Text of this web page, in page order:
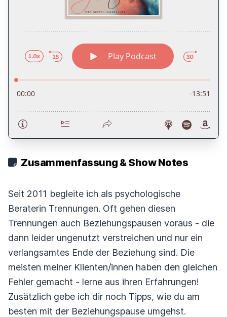
Zusammenfassung & Show Notes
Seit 2011 begleite ich als psychologische
Beraterin Trennungen. Oft gehen diesen
Trennungen auch Beziehungspausen voraus - die
dann leider ungenutzt verstreichen und nur ein
verlangsamtes Ende der Beziehung sind. Die
meisten meiner Klienten/innen haben den gleichen
Fehler gemacht - lerne aus ihren Erfahrungen!
Zusätzlich gebe ich dir noch Tipps, wie du am
besten mit der Beziehungspause umgehst.